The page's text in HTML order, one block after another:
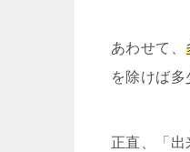
あわせて、
を除けば多
正直、「出